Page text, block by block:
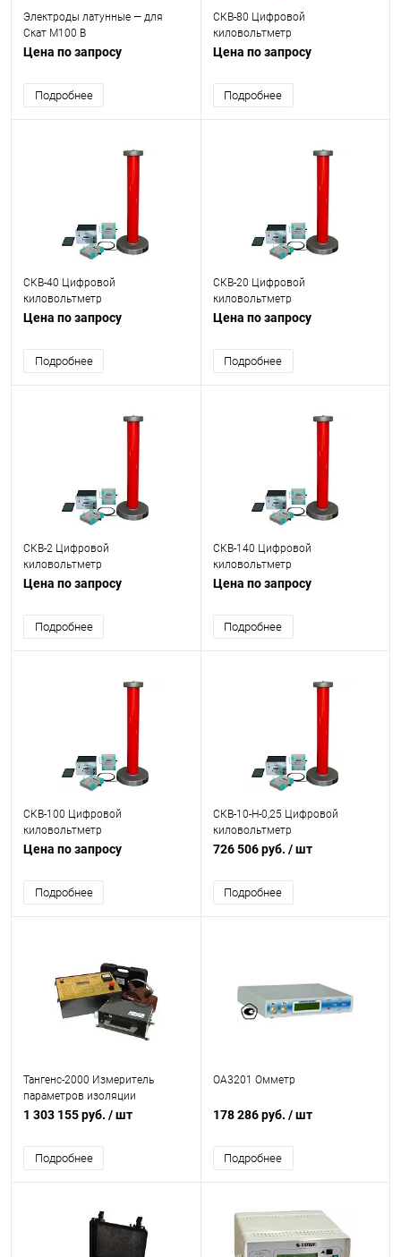
Электроды латунные — для
Скат М100 В
Цена по запросу
Подробнее
СКВ-80 Цифровой
киловольтметр
Цена по запросу
Подробнее
СКВ-40 Цифровой
киловольтметр
Цена по запросу
Подробнее
СКВ-20 Цифровой
киловольтметр
Цена по запросу
Подробнее
СКВ-2 Цифровой
киловольтметр
Цена по запросу
Подробнее
СКВ-140 Цифровой
киловольтметр
Цена по запросу
Подробнее
СКВ-100 Цифровой
киловольтметр
Цена по запросу
Подробнее
СКВ-10-Н-0,25 Цифровой
киловольтметр
726 506 руб. / шт
Подробнее
Тангенс-2000 Измеритель
параметров изоляции
1 303 155 руб. / шт
Подробнее
ОА3201 Омметр
178 286 руб. / шт
Подробнее